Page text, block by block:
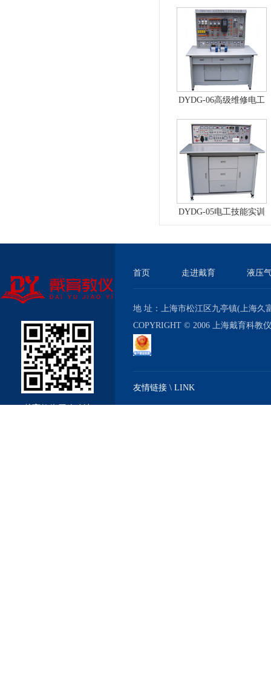
统、自动控制原理综合
实验台
DYDG-06高级维修电工
型）
DYDG-05电工技能实训
首页 走进戴育 液压
地 址：上海市松江区九亭镇(上海
COPYRIGHT © 2006 上海戴育科
友情链接 \ LINK